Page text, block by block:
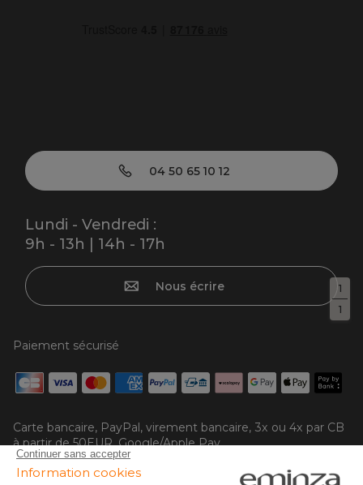
1
1
04 50 65 10 12
Lundi - Vendredi :
9h - 13h | 14h - 17h
Nous écrire
Paiement sécurisé
Carte bancaire, PayPal, virement bancaire, 3x ou 4x par CB
à partir de 50EUR, Google/Apple Pay.
Suivez-nous sur :